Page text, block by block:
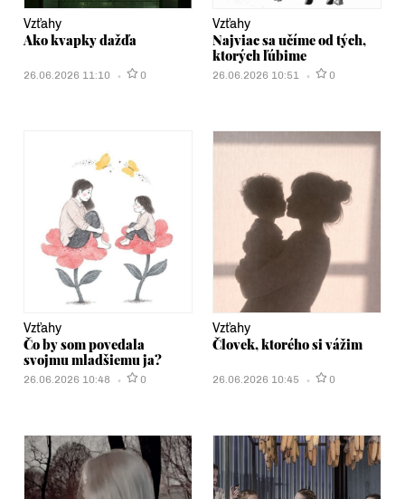
Vzťahy
Ako kvapky dažďa
26.06.2026 11:10 0
Vzťahy
Najviac sa učíme od tých,
ktorých ľúbime
26.06.2026 10:51 0
Vzťahy
Čo by som povedala
svojmu mladšiemu ja?
26.06.2026 10:48 0
Vzťahy
Človek, ktorého si vážim
26.06.2026 10:45 0